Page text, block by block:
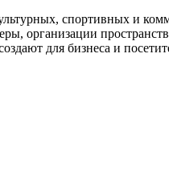
спортивных и
организации
для бизнеса и